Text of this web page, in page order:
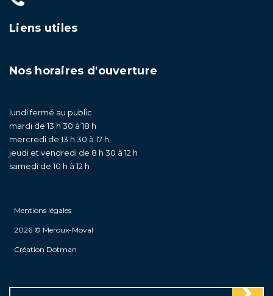
Liens utiles
Nos horaires d'ouverture
lundi fermé au public
mardi de 13 h 30 à 18 h
mercredi de 13 h 30 à 17 h
jeudi et vendredi de 8 h 30 à 12 h
samedi de 10 h à 12 h
Mentions légales
2026 © Meroux-Moval
Création Dotman